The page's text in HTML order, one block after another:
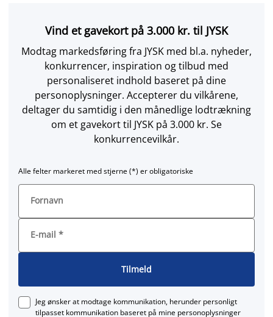
Vind et gavekort på 3.000 kr. til JYSK
Modtag markedsføring fra JYSK med bl.a. nyheder,
konkurrencer, inspiration og tilbud med
personaliseret indhold baseret på dine
personoplysninger. Accepterer du vilkårene,
deltager du samtidig i den månedlige lodtrækning
om et gavekort til JYSK på 3.000 kr. Se
konkurrencevilkår.
Alle felter markeret med stjerne (*) er obligatoriske
Fornavn
E-mail *
Tilmeld
Jeg ønsker at modtage kommunikation, herunder personligt
tilpasset kommunikation baseret på mine personoplysninger